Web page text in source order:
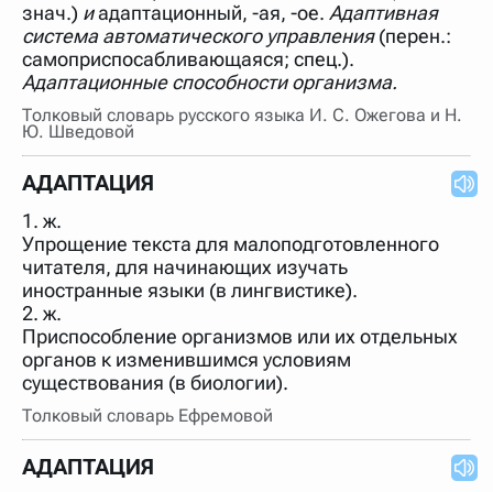
знач.) иадаптационный, -ая, -ое. Адаптивная
система автоматического управления(перен.:
самоприспосабливающаяся; спец.).
Адаптационные способности организма.
Толковый словарь русского языка И. С. Ожегова и Н.
Ю. Шведовой
АДАПТАЦИЯ
1. ж.
Упрощение текста для малоподготовленного
читателя, для начинающих изучать
иностранные языки (в лингвистике).
2. ж.
Приспособление организмов или их отдельных
органов к изменившимся условиям
существования (в биологии).
Толковый словарь Ефремовой
АДАПТАЦИЯ